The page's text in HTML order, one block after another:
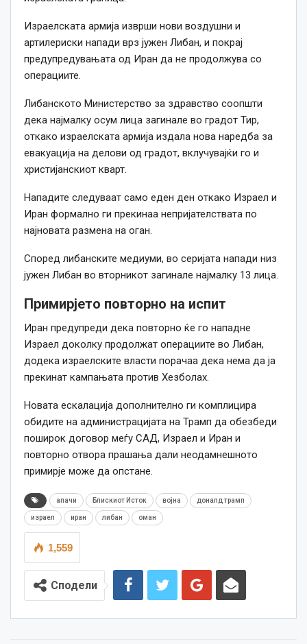
Израелската армија изврши нови воздушни и
артилериски напади врз јужен Либан, и покрај
предупредувањата од Иран да не продолжува со
операциите.
Либанското Министерство за здравство соопшти
дека најмалку осум лица загинале во градот Тир,
откако израелската армија издала нова наредба за
евакуација на делови од градот, вклучувајќи го и
христијанскиот кварт.
Нападите следуваат само еден ден откако Израел и
Иран формално ги прекинаа непријателствата по
најновата размена на оган.
Според либанските медиуми, во серијата напади низ
јужен Либан во вторникот загинале најмалку 13 лица.
Примирјето повторно на испит
Иран предупреди дека повторно ќе го нападне
Израел доколку продолжат операциите во Либан,
додека израелските власти порачаа дека нема да ја
прекинат кампањата против Хезболах.
Новата ескалација дополнително ги комплицира
обидите на администрацијата на Трамп да обезбеди
поширок договор меѓу САД, Израел и Иран и
повторно отвора прашања дали неодамнешното
примирје може да опстане.
апачи Блискиот Исток војна доналд трамп
израел иран либан оман
1,559
Сподели